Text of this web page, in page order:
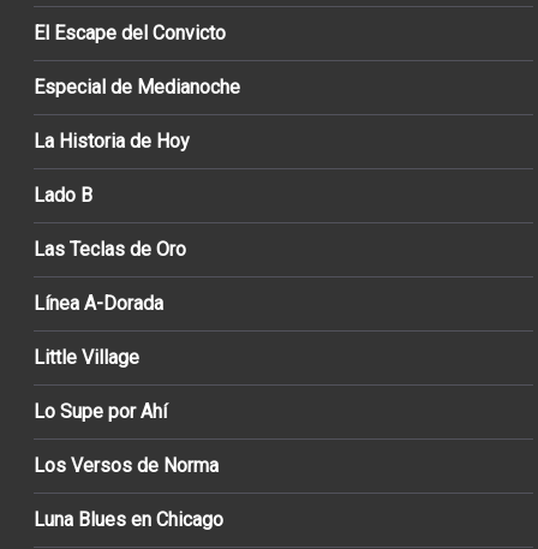
El Escape del Convicto
Especial de Medianoche
La Historia de Hoy
Lado B
Las Teclas de Oro
Línea A-Dorada
Little Village
Lo Supe por Ahí
Los Versos de Norma
Luna Blues en Chicago